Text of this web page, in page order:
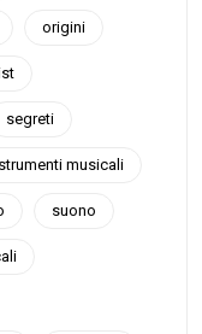
origini
segreti
strumenti musicali
suono